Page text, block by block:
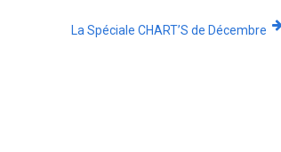
La Spéciale CHART’S de Décembre